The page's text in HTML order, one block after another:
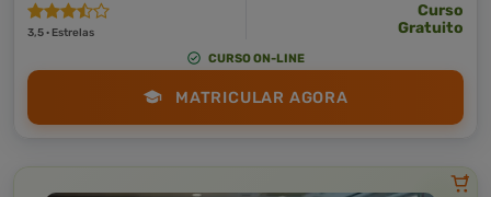
3,5 · Estrelas
Curso
Gratuito
CURSO ON-LINE
MATRICULAR AGORA